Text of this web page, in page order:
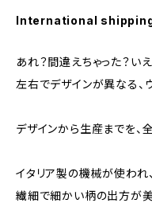
International
あれ？間違えちゃった？い
左右でデザインが異なる、
デザインから生産までを、
イタリア製の機械が使われ
繊細で細かい柄の出方が美